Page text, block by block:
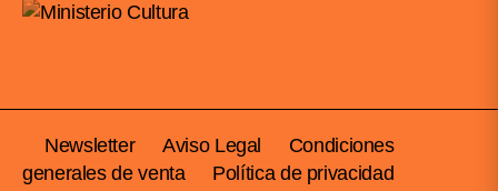
Newsletter Aviso Legal
Condiciones
generales de venta
Política de privacidad